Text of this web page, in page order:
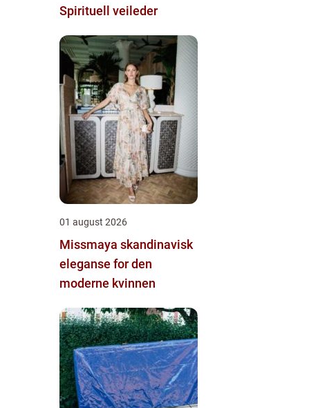
Spirituell veileder
01 august 2026
Missmaya skandinavisk
eleganse for den
moderne kvinnen